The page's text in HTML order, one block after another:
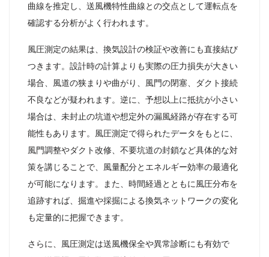
曲線を推定し、送風機特性曲線との交点として運転点を
確認する分析がよく行われます。
風圧測定の結果は、換気設計の検証や改善にも直接結び
つきます。設計時の計算よりも実際の圧力損失が大きい
場合、風道の狭まりや曲がり、風門の閉塞、ダクト接続
不良などが疑われます。逆に、予想以上に抵抗が小さい
場合は、未封止の坑道や想定外の漏風経路が存在する可
能性もあります。風圧測定で得られたデータをもとに、
風門調整やダクト改修、不要坑道の封鎖など具体的な対
策を講じることで、風量配分とエネルギー効率の最適化
が可能になります。また、時間経過とともに風圧分布を
追跡すれば、掘進や採掘による換気ネットワークの変化
も定量的に把握できます。
さらに、風圧測定は送風機保全や異常診断にも有効で